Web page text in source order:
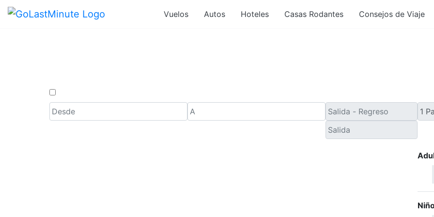
Vuelos Autos Hoteles Casas Rodantes Consejos de Viaje